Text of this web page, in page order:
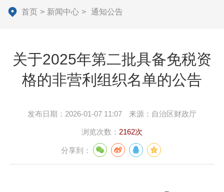
首页 > 新闻中心 > 通知公告
关于2025年第二批具备免税资
格的非营利组织名单的公告
发布日期： 2026-01-07 11:07 来源： 自治区财政厅
浏览次数： 2162次
分享到：